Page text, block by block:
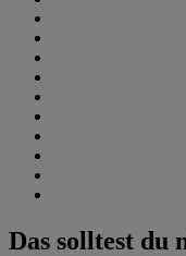
Das solltest du